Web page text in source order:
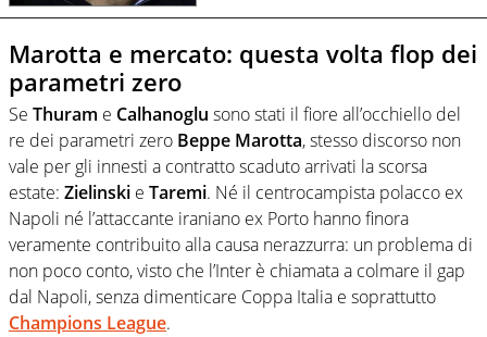
Marotta e mercato: questa volta flop dei
parametri zero
Se Thuram e Calhanoglu sono stati il fiore all’occhiello del
re dei parametri zero Beppe Marotta, stesso discorso non
vale per gli innesti a contratto scaduto arrivati la scorsa
estate: Zielinski e Taremi. Né il centrocampista polacco ex
Napoli né l’attaccante iraniano ex Porto hanno finora
veramente contribuito alla causa nerazzurra: un problema di
non poco conto, visto che l’Inter è chiamata a colmare il gap
dal Napoli, senza dimenticare Coppa Italia e soprattutto
Champions League.